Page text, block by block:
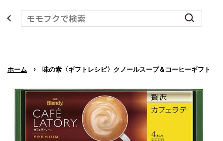
ホーム › 味の素〈ギフトレシピ〉クノールスープ＆コーヒーギフト